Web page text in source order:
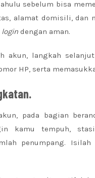
sebelum bisa
alamat domisili, dan
login dengan aman.
akun, langkah
HP, serta
pada bagian
kamu tempuh,
penumpang.